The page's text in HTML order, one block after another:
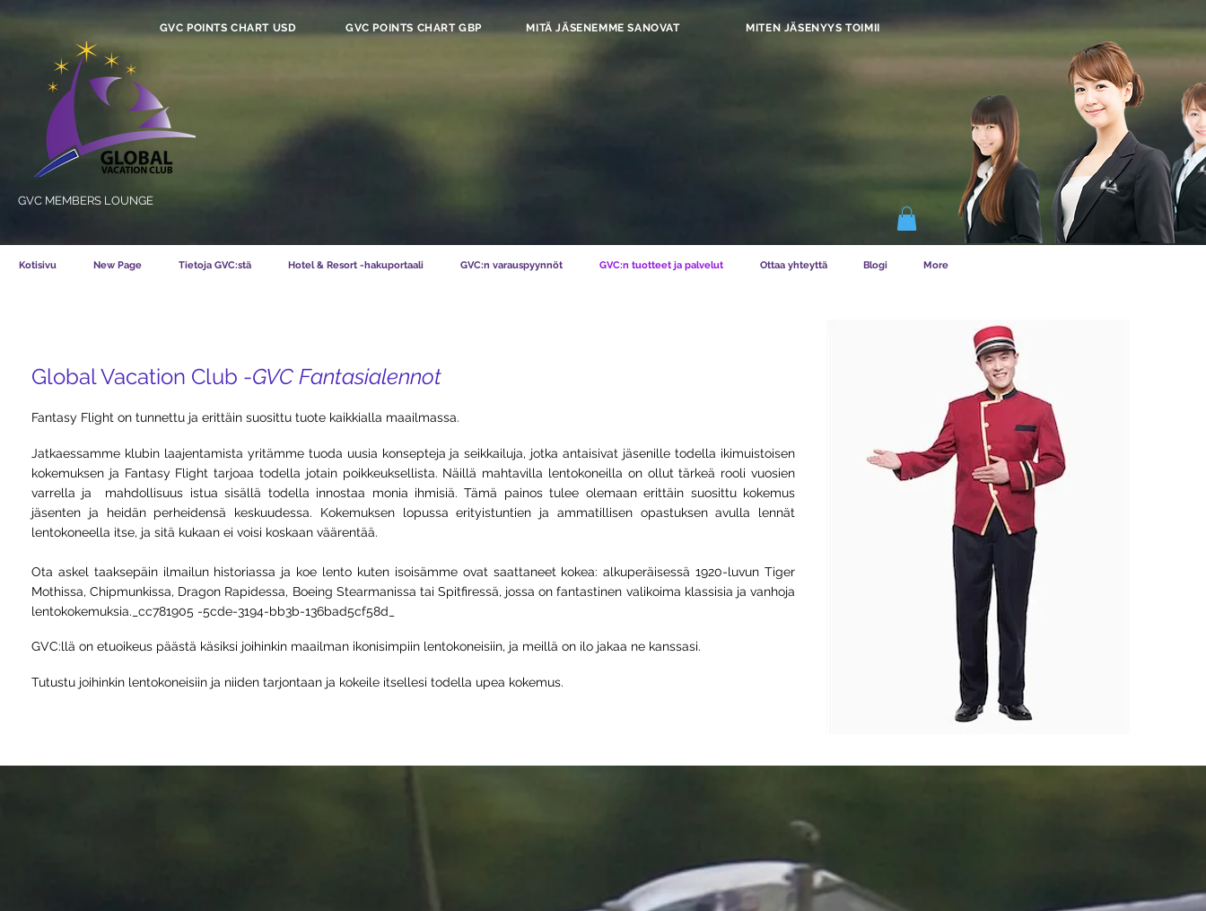
GVC POINTS CHART GBP MITÄ JÄSENEMME SANOVAT MITEN JÄSENYYS TOIMII
GVC POINTS CHART USD
GVC MEMBERS LOUNGE
Kotisivu New Page Tietoja GVC:stä Hotel & Resort -hakuportaali GVC:n varauspyynnöt GVC:n tuotteet ja palvelut Ottaa yhteyttä Blogi More
Global Vacation Club -GVC Fantasialennot
Fantasy Flight on tunnettu ja erittäin suosittu tuote kaikkialla maailmassa.
Jatkaessamme klubin laajentamista yritämme tuoda uusia konsepteja ja seikkailuja, jotka antaisivat jäsenille todella ikimuistoisen
kokemuksen ja Fantasy Flight tarjoaa todella jotain poikkeuksellista. Näillä mahtavilla lentokoneilla on ollut tärkeä rooli vuosien
varrella ja mahdollisuus istua sisällä todella innostaa monia ihmisiä. Tämä painos tulee olemaan erittäin suosittu kokemus
jäsenten ja heidän perheidensä keskuudessa. Kokemuksen lopussa erityistuntien ja ammatillisen opastuksen avulla lennät
lentokoneella itse, ja sitä kukaan ei voisi koskaan väärentää.
Ota askel taaksepäin ilmailun historiassa ja koe lento kuten isoisämme ovat saattaneet kokea: alkuperäisessä 1920-luvun Tiger
Mothissa, Chipmunkissa, Dragon Rapidessa, Boeing Stearmanissa tai Spitfiressä, jossa on fantastinen valikoima klassisia ja vanhoja
lentokokemuksia._cc781905 -5cde-3194-bb3b-136bad5cf58d_
GVC:llä on etuoikeus päästä käsiksi joihinkin maailman ikonisimpiin lentokoneisiin, ja meillä on ilo jakaa ne kanssasi.
Tutustu joihinkin lentokoneisiin ja niiden tarjontaan ja kokeile itsellesi todella upea kokemus.